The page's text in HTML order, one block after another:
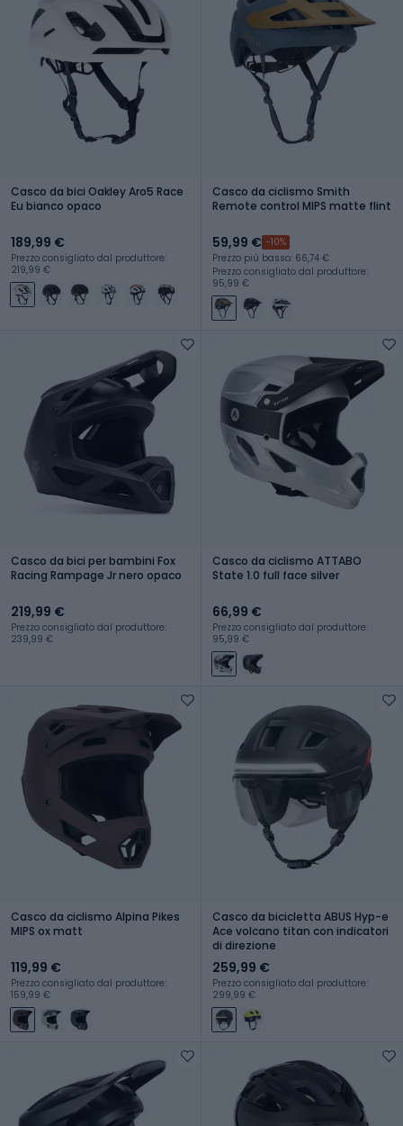
Casco da bici Oakley Aro5 Race
Eu bianco opaco
189,99 €
Prezzo consigliato dal produttore:
219,99 €
Casco da ciclismo Smith
Remote control MIPS matte flint
59,99 € -10%
Prezzo più basso: 66,74 €
Prezzo consigliato dal produttore:
95,99 €
Casco da bici per bambini Fox
Racing Rampage Jr nero opaco
219,99 €
Prezzo consigliato dal produttore:
239,99 €
Casco da ciclismo ATTABO
State 1.0 full face silver
66,99 €
Prezzo consigliato dal produttore:
95,99 €
Casco da ciclismo Alpina Pikes
MIPS ox matt
119,99 €
Prezzo consigliato dal produttore:
159,99 €
Casco da bicicletta ABUS Hyp-e
Ace volcano titan con indicatori
di direzione
259,99 €
Prezzo consigliato dal produttore:
299,99 €